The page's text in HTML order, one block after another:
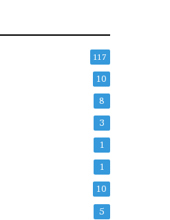
117
10
8
3
1
1
10
5